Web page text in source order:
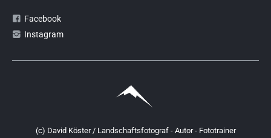
Facebook
Instagram
(c) David Köster / Landschaftsfotograf - Autor - Fototrainer